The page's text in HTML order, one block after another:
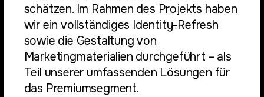
schätzen. Im Rahmen des Projekts haben
wir ein vollständiges Identity-Refresh
sowie die Gestaltung von
Marketingmaterialien durchgeführt – als
Teil unserer umfassenden Lösungen für
das Premiumsegment.